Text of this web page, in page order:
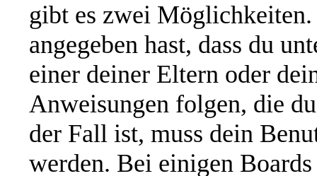
gibt es zwei
angegeben hast, dass du
einer deiner Eltern oder
Anweisungen folgen, die
der Fall ist, muss dein
werden. Bei einigen